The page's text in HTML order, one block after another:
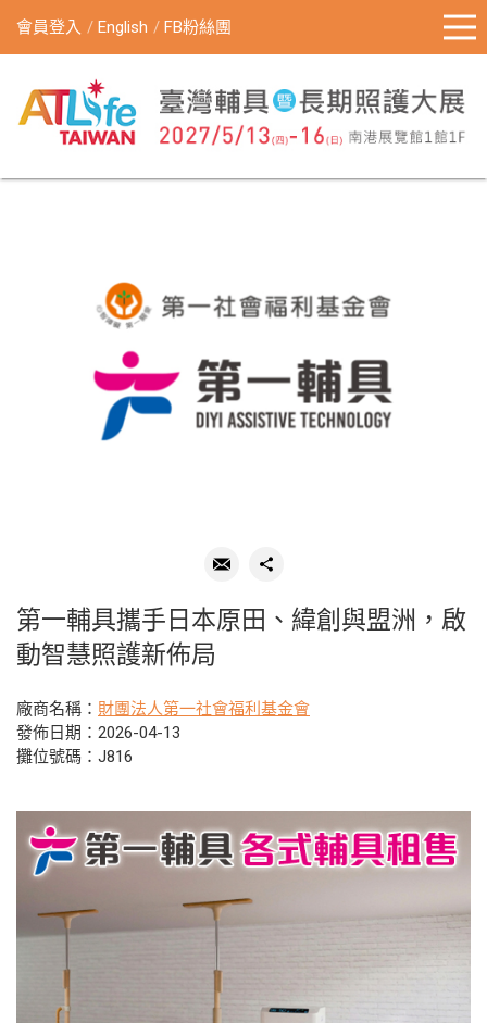
會員登入 English FB粉絲團
第一輔具攜手日本原田、緯創與盟洲，啟
動智慧照護新佈局
廠商名稱： 財團法人第一社會福利基金會
發佈日期：2026-04-13
攤位號碼：J816